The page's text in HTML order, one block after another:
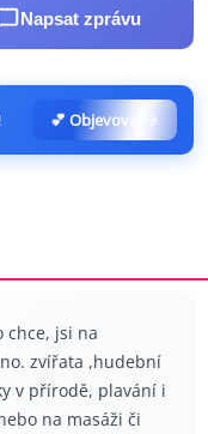
Napsat zprávu
💕 Objevovat
chce, jsi na
zvířata ,hudební
v přírodě, plavání i
na masáži či